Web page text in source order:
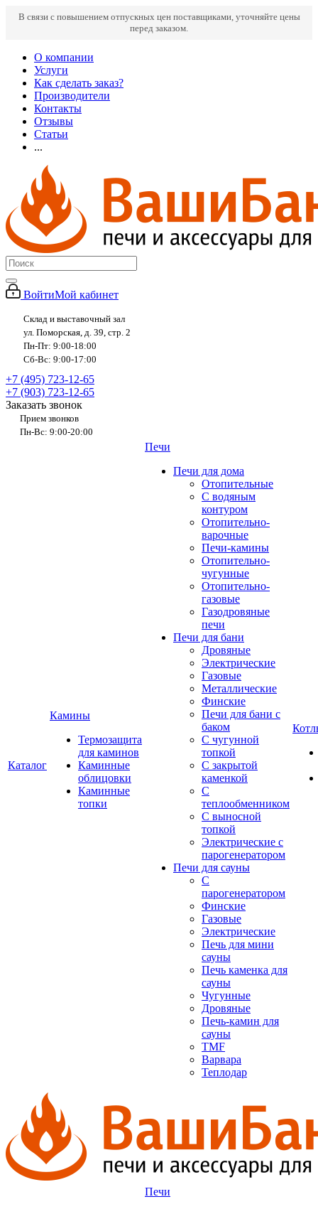
В связи с повышением отпускных цен поставщиками, уточняйте цены
перед заказом.
О компании
Услуги
Как сделать заказ?
Производители
Контакты
Отзывы
Статьи
...
ВойтиМой кабинет
Склад и выставочный зал
ул. Поморская, д. 39, стр. 2
Пн-Пт: 9:00-18:00
Сб-Вс: 9:00-17:00
+7 (495) 723-12-65
+7 (903) 723-12-65
Заказать звонок
Прием звонков
Пн-Вс: 9:00-20:00
Каталог
Камины
Термозащита
для каминов
Каминные
облицовки
Каминные
топки
Печи
Печи для дома
Отопительные
C водяным
контуром
Отопительно-
варочные
Печи-камины
Отопительно-
чугунные
Отопительно-
газовые
Газодровяные
печи
Печи для бани
Дровяные
Электрические
Газовые
Металлические
Финские
Печи для бани с
баком
С чугунной
топкой
С закрытой
каменкой
С
теплообменником
С выносной
топкой
Электрические с
парогенератором
Печи для сауны
С
парогенератором
Финские
Газовые
Электрические
Печь для мини
сауны
Печь каменка для
сауны
Чугунные
Дровяные
Печь-камин для
сауны
TMF
Варвара
Теплодар
Печи